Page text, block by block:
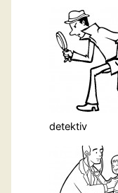
detektiv